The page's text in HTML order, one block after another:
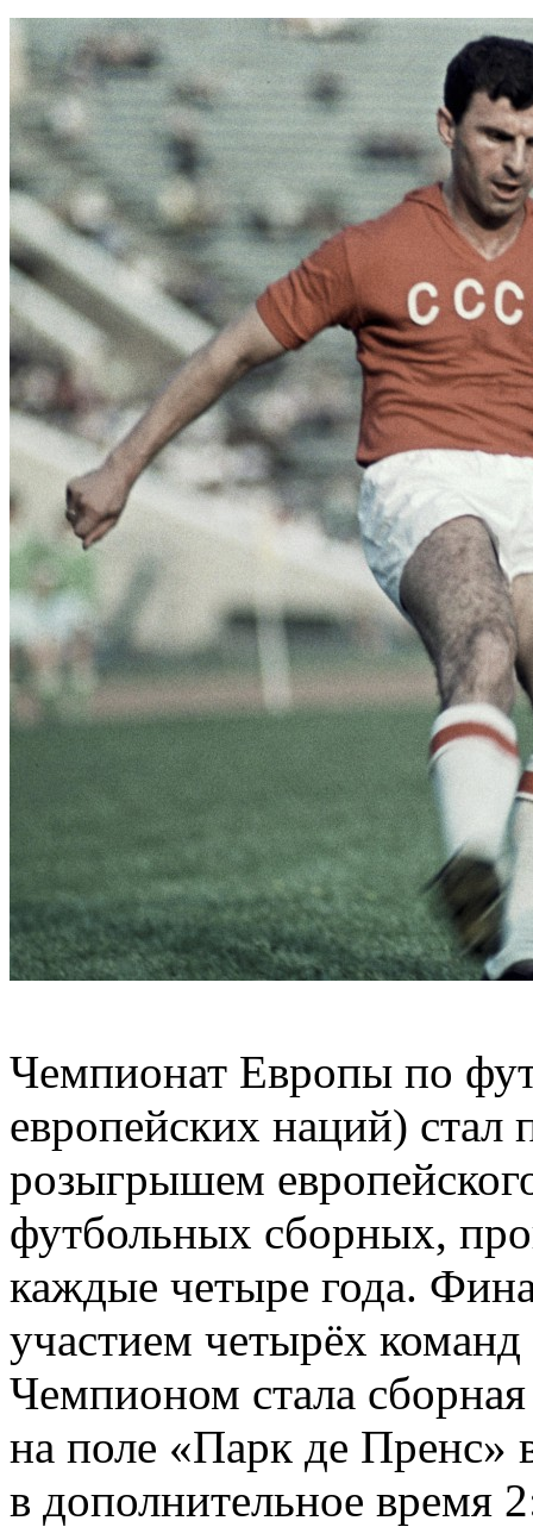
Чемпионат Европы по
европейских наций)
розыгрышем
футбольных сборных,
каждые четыре года.
участием четырёх
Чемпионом стала
на поле «Парк де
в дополнительное время